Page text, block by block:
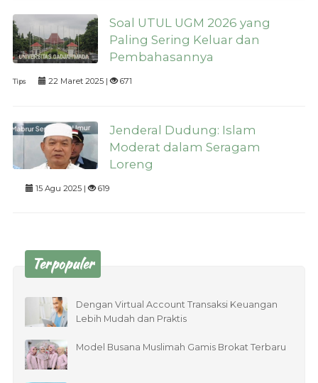
Soal UTUL UGM 2026 yang
Paling Sering Keluar dan
Pembahasannya
Tips 22 Maret 2025 | 671
Jenderal Dudung: Islam
Moderat dalam Seragam
Loreng
15 Agu 2025 | 619
Terpopuler
Dengan Virtual Account Transaksi Keuangan
Lebih Mudah dan Praktis
Model Busana Muslimah Gamis Brokat Terbaru